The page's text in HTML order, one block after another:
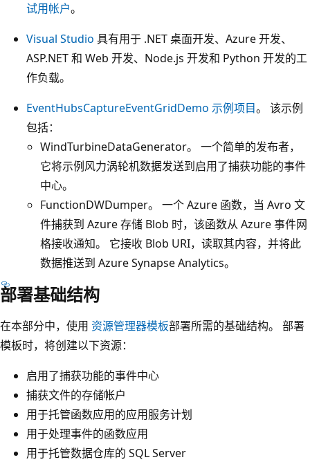
试用帐户。
Visual Studio 具有用于 .NET 桌面开发、Azure 开发、
ASP.NET 和 Web 开发、Node.js 开发和 Python 开发的工
作负载。
EventHubsCaptureEventGridDemo 示例项目。 该示例
包括：
WindTurbineDataGenerator。 一个简单的发布者，
它将示例风力涡轮机数据发送到启用了捕获功能的事件
中心。
FunctionDWDumper。 一个 Azure 函数，当 Avro 文
件捕获到 Azure 存储 Blob 时，该函数从 Azure 事件网
格接收通知。 它接收 Blob URI，读取其内容，并将此
数据推送到 Azure Synapse Analytics。
部署基础结构
在本部分中，使用 资源管理器模板部署所需的基础结构。 部署
模板时，将创建以下资源：
启用了捕获功能的事件中心
捕获文件的存储帐户
用于托管函数应用的应用服务计划
用于处理事件的函数应用
用于托管数据仓库的 SQL Server